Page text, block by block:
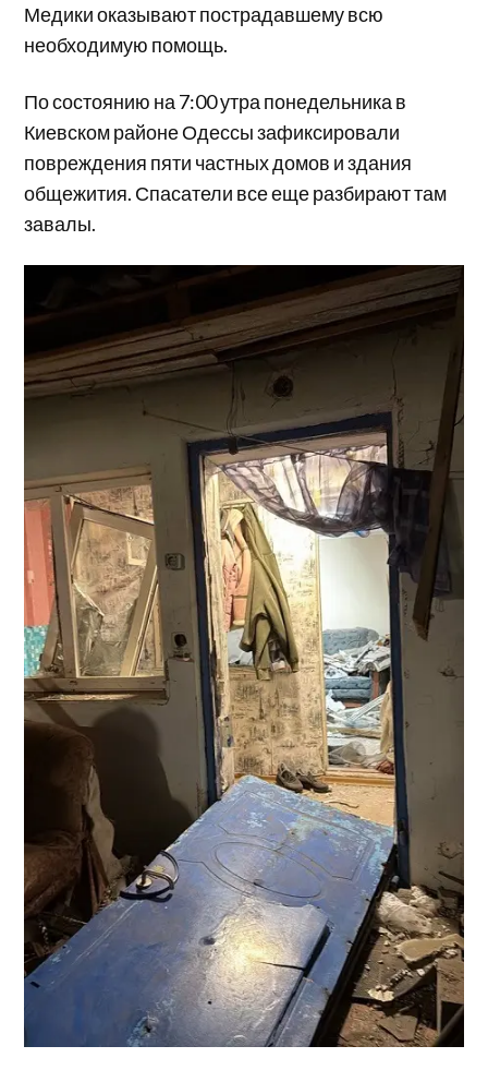
Медики оказывают пострадавшему всю
необходимую помощь.
По состоянию на 7:00 утра понедельника в
Киевском районе Одессы зафиксировали
повреждения пяти частных домов и здания
общежития. Спасатели все еще разбирают там
завалы.